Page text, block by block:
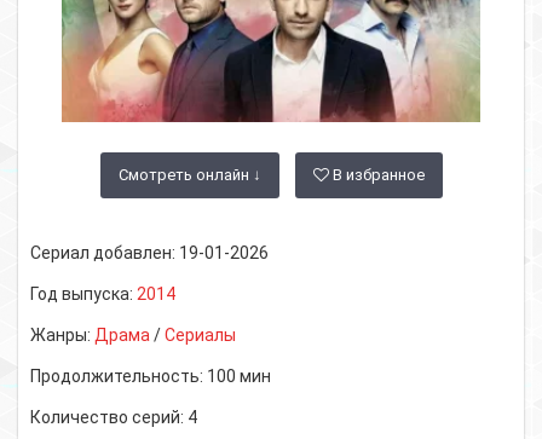
Смотреть онлайн ↓ В избранное
Сериал добавлен: 19-01-2026
Год выпуска: 2014
Жанры: Драма /Сериалы
Продолжительность: 100 мин
Количество серий: 4